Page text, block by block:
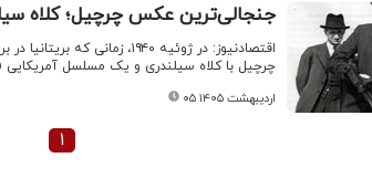
جنجالی‌ترین عکس چرچیل؛ کلاه
اقتصادنیوز: در ژوئیه ۱۹۴۰،
چرچیل با کلاه سیلندری و یک مسلسل آمریکایی
۰۵ اردیبهشت ۱۴۰۵
۱